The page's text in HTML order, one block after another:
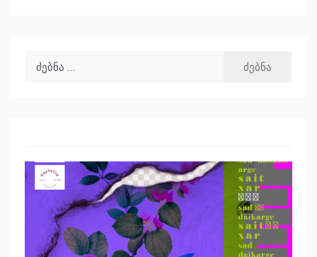
ძებნა: